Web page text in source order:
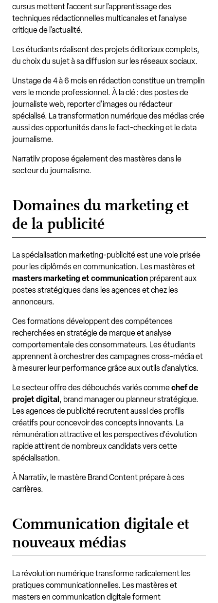
cursus mettent l'accent sur l'apprentissage des
techniques rédactionnelles multicanales et l'analyse
critique de l'actualité.
Les étudiants réalisent des projets éditoriaux complets,
du choix du sujet à sa diffusion sur les réseaux sociaux.
Unstage de 4 à 6 mois en rédaction constitue un tremplin
vers le monde professionnel. À la clé : des postes de
journaliste web, reporter d'images ou rédacteur
spécialisé. La transformation numérique des médias crée
aussi des opportunités dans le fact-checking et le data
journalisme.
Narratiiv propose également des mastères dans le
secteur du journalisme.
Domaines du marketing et
de la publicité
La spécialisation marketing-publicité est une voie prisée
pour les diplômés en communication. Les mastères et
masters marketing et communication préparent aux
postes stratégiques dans les agences et chez les
annonceurs.
Ces formations développent des compétences
recherchées en stratégie de marque et analyse
comportementale des consommateurs. Les étudiants
apprennent à orchestrer des campagnes cross-média et
à mesurer leur performance grâce aux outils d'analytics.
Le secteur offre des débouchés variés commechef de
projet digital , brand manager ou planneur stratégique.
Les agences de publicité recrutent aussi des profils
créatifs pour concevoir des concepts innovants. La
rémunération attractive et les perspectives d'évolution
rapide attirent de nombreux candidats vers cette
spécialisation.
À Narratiiv, le mastère Brand Content prépare à ces
carrières.
Communication digitale et
nouveaux médias
La révolution numérique transforme radicalement les
pratiques communicationnelles. Les mastères et
masters en communication digitale forment